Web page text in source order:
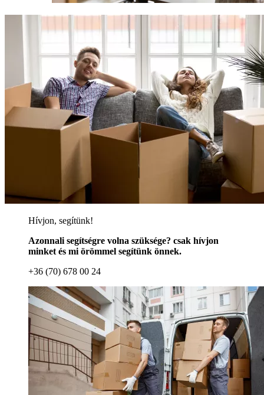
Hívjon, segítünk!
Azonnali segítségre volna szüksége? csak hívjon
minket és mi örömmel segítünk önnek.
+36 (70) 678 00 24